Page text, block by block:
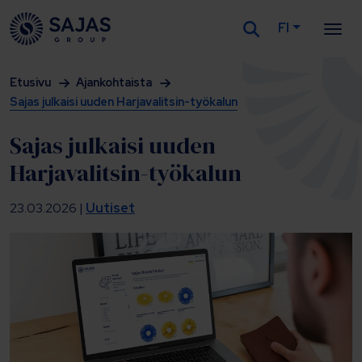
Siirry sisältöön
FI
Etusivu
Ajankohtaista
Sajas julkaisi uuden Harjavalitsin-työkalun
Sajas julkaisi uuden
Harjavalitsin-työkalun
23.03.2026 | Uutiset